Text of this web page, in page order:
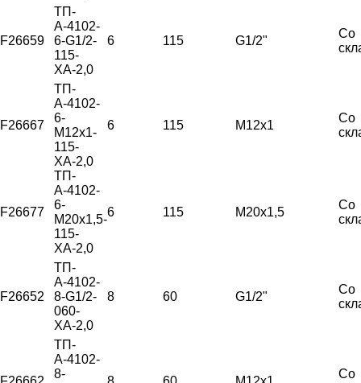
F26659
ТП-
А-4102-
6-G1/2-
115-
ХА-2,0
6 115 G1/2"
Со
F26667
ТП-
А-4102-
6-
М12х1-
115-
ХА-2,0
6 115 М12х1
Со
F26677
ТП-
А-4102-
6-
М20х1,5-
115-
ХА-2,0
6 115 М20х1,5
Со
F26652
ТП-
А-4102-
8-G1/2-
060-
ХА-2,0
8 60 G1/2"
Со
ТП-
А-4102-
8-
Со